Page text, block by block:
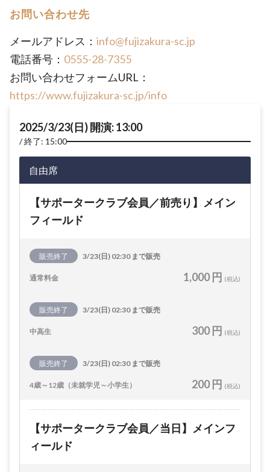
お問い合わせ先
メールアドレス： info@fujizakura-sc.jp
電話番号： 0555-28-7355
お問い合わせフォームURL：
https://www.fujizakura-sc.jp/info
2025/3/23(日) 開演: 13:00
終了: 15:00
自由席
【サポータークラブ会員／前売り】メイン
フィールド
販売終了 3/23(日) 02:30 まで販売
通常料金 1,000 円 (税込)
販売終了 3/23(日) 02:30 まで販売
中高生 300 円 (税込)
販売終了 3/23(日) 02:30 まで販売
4歳～12歳（未就学児～小学生） 200 円 (税込)
【サポータークラブ会員／当日】メインフ
ィールド